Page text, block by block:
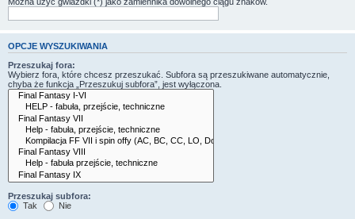
OPCJE WYSZUKIWANIA
Przeszukaj fora:
Wybierz fora, które chcesz przeszukać. Subfora są przeszukiwane automatycznie,
chyba że funkcja „Przeszukuj subfora”, jest wyłączona.
Przeszukaj subfora:
Tak
Nie